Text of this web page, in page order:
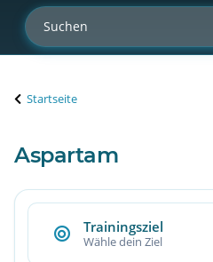
Startseite
Aspartam
Trainingsziel
Wähle dein Ziel